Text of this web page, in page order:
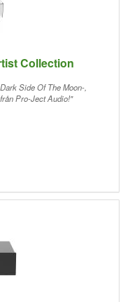
Collection
Side Of The Moon-,
Pro-Ject Audio!"